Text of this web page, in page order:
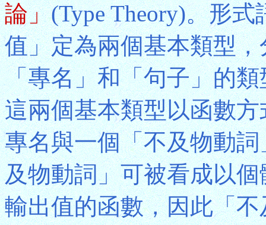
論」(Type Theory)。形
值」定為兩個基本類型
「專名」和「句子」的
這兩個基本類型以函數
專名與一個「不及物動
及物動詞」可被看成以
輸出值的函數，因此「